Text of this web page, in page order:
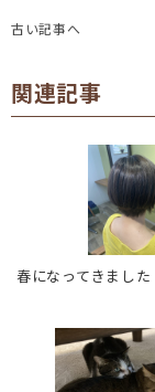
古い記事へ
関連記事
春になってきました